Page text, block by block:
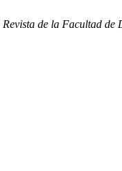
Revista de la Facultad de